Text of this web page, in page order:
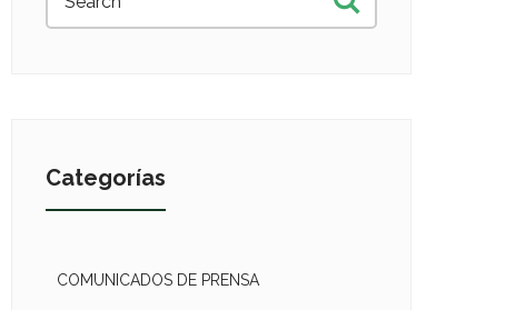
Categorías
COMUNICADOS DE PRENSA